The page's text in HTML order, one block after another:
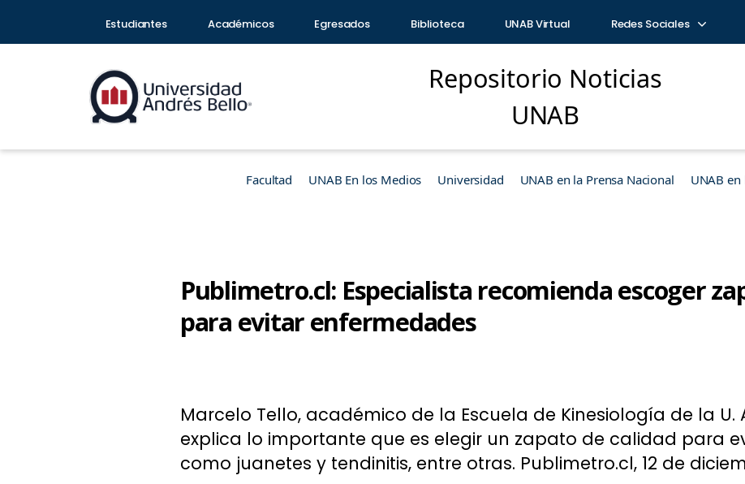
Estudiantes Académicos Egresados Biblioteca UNAB Virtual Redes Sociales
Repositorio Noticias
UNAB
Facultad UNAB En los Medios Universidad UNAB en la Prensa Nacional UNAB en
Publimetro.cl: Especialista recomienda escoger
para evitar enfermedades
Marcelo Tello, académico de la Escuela de Kinesiología de la U.
explica lo importante que es elegir un zapato de calidad para
como juanetes y tendinitis, entre otras. Publimetro.cl, 12 de